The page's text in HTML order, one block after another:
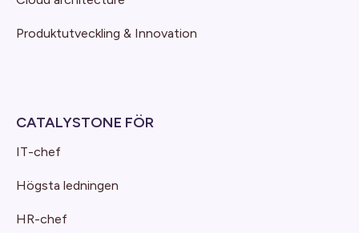
Produktutveckling & Innovation
CATALYSTONE FÖR
IT-chef
Högsta ledningen
HR-chef